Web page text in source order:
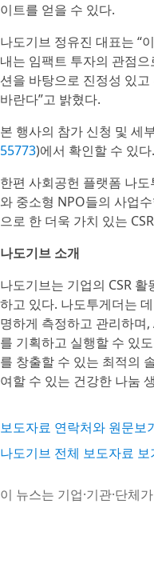
이트를 얻을 수 있다.
나도기브 정유진 대표는 “
내는 임팩트 투자의 관점
션을 바탕으로 진정성 있
바란다”고 밝혔다.
본 행사의 참가 신청 및 세
55773)에서 확인할 수 있다.
한편 사회공헌 플랫폼 나
와 중소형 NPO들의 사업
으로 한 더욱 가치 있는
나도기브 소개
나도기브는 기업의 CSR
하고 있다. 나도투게더는
명하게 측정하고 관리하며
를 기획하고 실행할 수 있
를 창출할 수 있는 최적의
여할 수 있는 건강한 나눔
보도자료 연락처와 원문보
나도기브 전체 보도자료 보
이 뉴스는 기업·기관·단체